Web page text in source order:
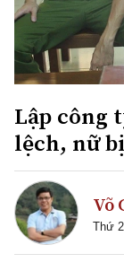
Lập công
lệch, nữ
Võ
Thứ